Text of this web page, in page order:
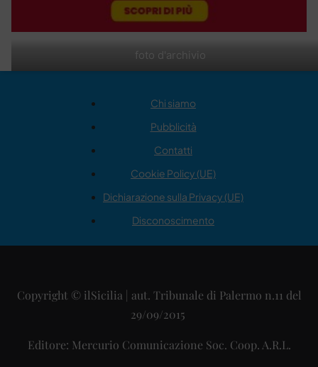
foto d'archivio
Chi siamo
Pubblicità
Contatti
Cookie Policy (UE)
Dichiarazione sulla Privacy (UE)
Disconoscimento
Copyright © ilSicilia | aut. Tribunale di Palermo n.11 del
29/09/2015
Editore: Mercurio Comunicazione Soc. Coop. A.R.L.